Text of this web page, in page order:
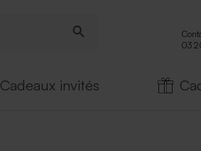
03
Cadeaux invités